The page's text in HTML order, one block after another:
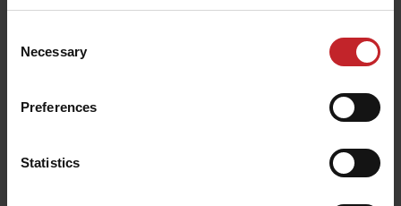
Selection
Necessary
Preferences
Statistics
machinisme agricole. Elles peuvent effectuer en un
auparavant
auraient nécessité plusieurs outils. Ou
plus vite. C'est ainsi que nous voyons l'innovation